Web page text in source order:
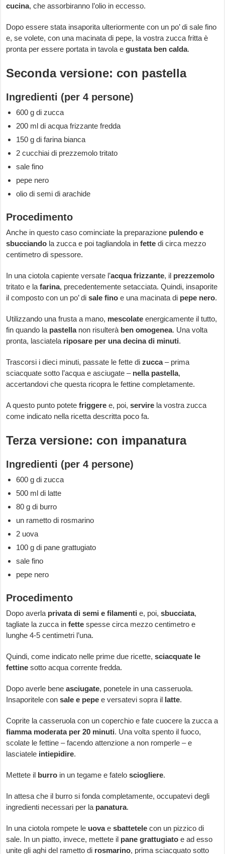
cucina, che assorbiranno l’olio in eccesso.
Dopo essere stata insaporita ulteriormente con un po’ di sale fino
e, se volete, con una macinata di pepe, la vostra zucca fritta è
pronta per essere portata in tavola egustata ben calda.
Seconda versione: con pastella
Ingredienti (per 4 persone)
600 g di zucca
200 ml di acqua frizzante fredda
150 g di farina bianca
2 cucchiai di prezzemolo tritato
sale fino
pepe nero
olio di semi di arachide
Procedimento
Anche in questo caso cominciate la preparazione pulendo e
sbucciando la zucca e poi tagliandola infette di circa mezzo
centimetro di spessore.
In una ciotola capiente versate l’acqua frizzante, il prezzemolo
tritato e la farina, precedentemente setacciata. Quindi, insaporite
il composto con un po’ disale fino e una macinata di pepe nero.
Utilizzando una frusta a mano, mescolateenergicamente il tutto,
fin quando la pastellanon risulterà ben omogenea. Una volta
pronta, lasciatela riposare per una decina di minuti.
Trascorsi i dieci minuti, passate le fette dizucca– prima
sciacquate sotto l’acqua e asciugate –nella pastella,
accertandovi che questa ricopra le fettine completamente.
A questo punto potetefriggere e, poi, servire la vostra zucca
come indicato nella ricetta descritta poco fa.
Terza versione: con impanatura
Ingredienti (per 4 persone)
600 g di zucca
500 ml di latte
80 g di burro
un rametto di rosmarino
2 uova
100 g di pane grattugiato
sale fino
pepe nero
Procedimento
Dopo averla privata di semi e filamenti e, poi, sbucciata,
tagliate la zucca infette spesse circa mezzo centimetro e
lunghe 4-5 centimetri l’una.
Quindi, come indicato nelle prime due ricette,sciacquate le
fettine sotto acqua corrente fredda.
Dopo averle beneasciugate, ponetele in una casseruola.
Insaporitele consale e pepe e versatevi sopra il latte.
Coprite la casseruola con un coperchio e fate cuocere la zucca a
fiamma moderata per 20 minuti. Una volta spento il fuoco,
scolate le fettine – facendo attenzione a non romperle – e
lasciatele intiepidire.
Mettete il burro in un tegame e fatelo sciogliere.
In attesa che il burro si fonda completamente, occupatevi degli
ingredienti necessari per la panatura.
In una ciotola rompete le uovaesbattetele con un pizzico di
sale. In un piatto, invece, mettete il pane grattugiato e ad esso
unite gli aghi del rametto di rosmarino, prima sciacquato sotto